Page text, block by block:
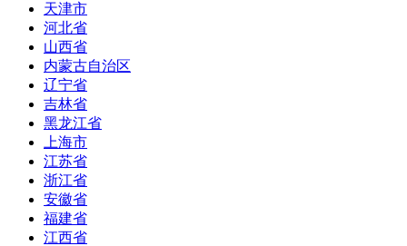
天津市
河北省
山西省
内蒙古自治区
辽宁省
吉林省
黑龙江省
上海市
江苏省
浙江省
安徽省
福建省
江西省